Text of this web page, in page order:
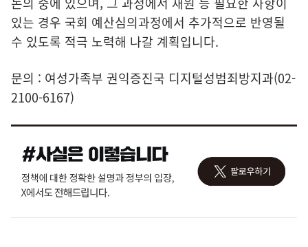
있는 경우 국회 예산심의과정에서 추가적으로 반영될
수 있도록 적극 노력해 나갈 계획입니다.
문의 : 여성가족부 권익증진국 디지털성범죄방지과(02-
2100-6167)